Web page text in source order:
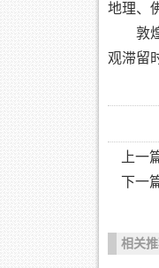
地理、
敦煌
观滞留
上一
下一
相关